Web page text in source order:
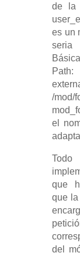
de la
es un
/mod/
el
que
que la
del